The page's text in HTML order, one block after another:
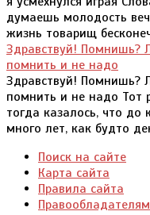
думаешь молодость
жизнь товарищ
Здравствуй! Помнишь?
помнить и не надо
Здравствуй! Помнишь?
помнить и не надо Тот
тогда казалось, что до
много лет, как будто
Поиск на сайте
Карта сайта
Правила сайта
Правообладателям